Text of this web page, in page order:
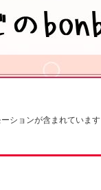
ションが含まれています